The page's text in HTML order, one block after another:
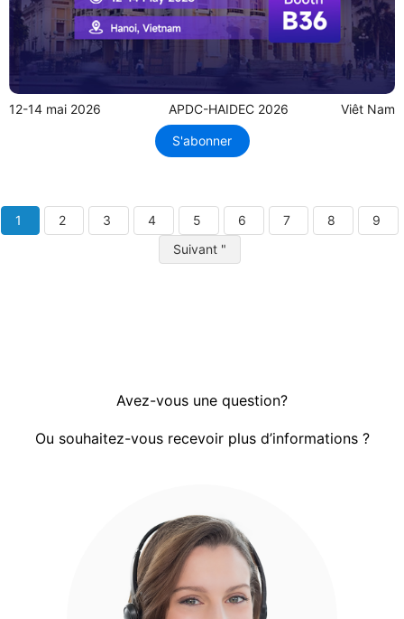
12-14 mai 2026 APDC-HAIDEC 2026 Viêt Nam
S'abonner
1 2 3 4 5 6 7 8
9
Suivant "
Avez-vous une question?
Ou souhaitez-vous recevoir plus d’informations ?